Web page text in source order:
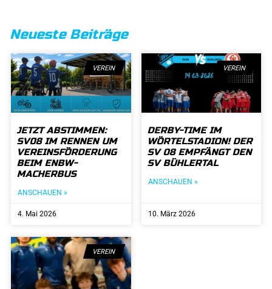
Neueste Beiträge
VEREIN
JETZT ABSTIMMEN:
SV08 IM RENNEN UM
VEREINSFÖRDERUNG
BEIM ENBW-
MACHERBUS
ANSCHAUEN »
4. Mai 2026
VEREIN
DERBY-TIME IM
WÖRTELSTADION! DER
SV 08 EMPFÄNGT DEN
SV BÜHLERTAL
ANSCHAUEN »
10. März 2026
VEREIN